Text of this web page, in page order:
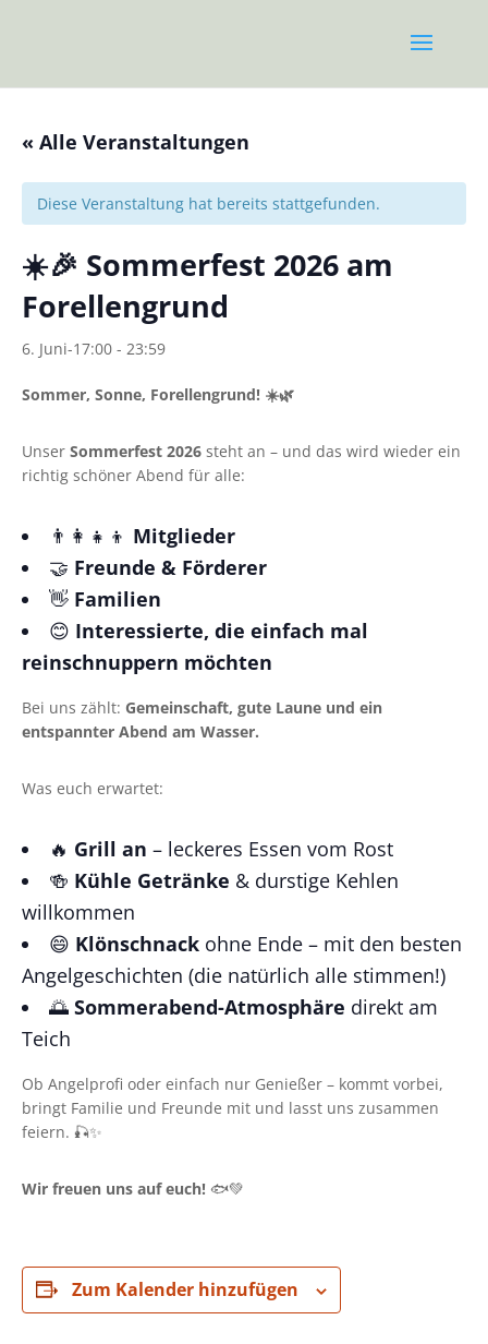
« Alle Veranstaltungen
Diese Veranstaltung hat bereits stattgefunden.
☀️🎉 Sommerfest 2026 am
Forellengrund
6. Juni-17:00 - 23:59
Sommer, Sonne, Forellengrund! ☀️🌿
Unser Sommerfest 2026 steht an – und das wird wieder ein
richtig schöner Abend für alle:
👨‍👩‍👧‍👦 Mitglieder
🤝 Freunde & Förderer
👋 Familien
😊 Interessierte, die einfach mal
reinschnuppern möchten
Bei uns zählt: Gemeinschaft, gute Laune und ein
entspannter Abend am Wasser.
Was euch erwartet:
🔥 Grill an – leckeres Essen vom Rost
🍻 Kühle Getränke & durstige Kehlen
willkommen
😄 Klönschnack ohne Ende – mit den besten
Angelgeschichten (die natürlich alle stimmen!)
🌅 Sommerabend-Atmosphäre direkt am
Teich
Ob Angelprofi oder einfach nur Genießer – kommt vorbei,
bringt Familie und Freunde mit und lasst uns zusammen
feiern. 🎣✨
Wir freuen uns auf euch! 🐟💚
Zum Kalender hinzufügen